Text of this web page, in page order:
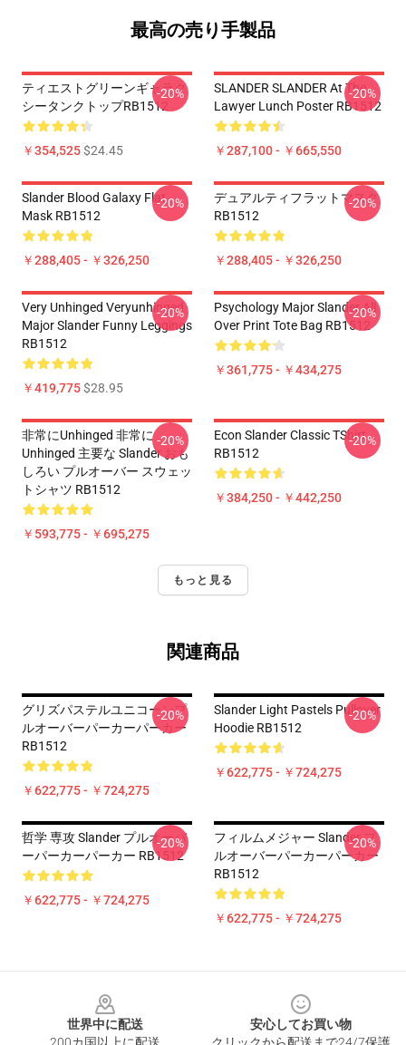
最高の売り手製品
ティエストグリーンギャラク
シータンクトップRB1512
￥354,525$24.45
-20%
SLANDER SLANDER At The
Lawyer Lunch Poster RB1512
￥287,100 - ￥665,550
-20%
Slander Blood Galaxy Flat
Mask RB1512
￥288,405 - ￥326,250
-20%
デュアルティフラットマスク
RB1512
￥288,405 - ￥326,250
-20%
Very Unhinged Veryunhinged
Major Slander Funny Leggings
RB1512
￥419,775$28.95
-20%
Psychology Major Slander All
Over Print Tote Bag RB1512
￥361,775 - ￥434,275
-20%
非常にunhinged 非常に
Unhinged 主要な Slander おも
しろい プルオーバー スウェッ
トシャツ RB1512
￥593,775 - ￥695,275
-20%
Econ Slander Classic TShirt
RB1512
￥384,250 - ￥442,250
-20%
もっと見る
関連商品
グリズパステルユニコーンプ
ルオーバーパーカーパーカー
RB1512
￥622,775 - ￥724,275
-20%
Slander Light Pastels Pullover
Hoodie RB1512
￥622,775 - ￥724,275
-20%
哲学 専攻 Slander プルオーバ
ーパーカーパーカー RB1512
￥622,775 - ￥724,275
-20%
フィルムメジャー Slander プ
ルオーバーパーカーパーカー
RB1512
￥622,775 - ￥724,275
-20%
世界中に配送
安心してお買い物